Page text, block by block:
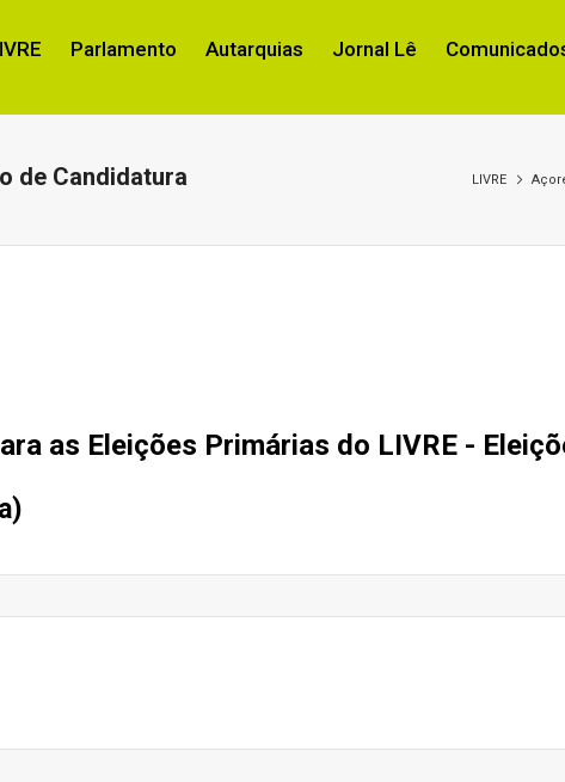
Parlamento Autarquias Jornal Lê
de Candidatura LIVRE
as Eleições Primárias do LIVRE -